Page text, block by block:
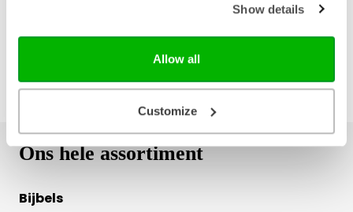
Show details
Allow all
Customize
Ons hele assortiment
Bijbels